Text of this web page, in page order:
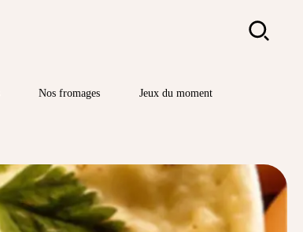
Rechercher
Nos fromages Jeux du moment